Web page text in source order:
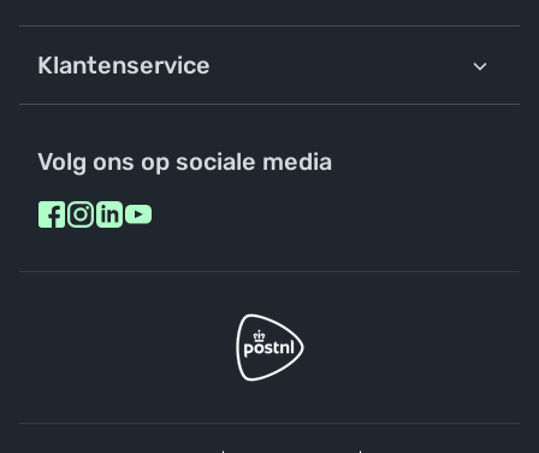
Klantenservice
Volg ons op sociale media